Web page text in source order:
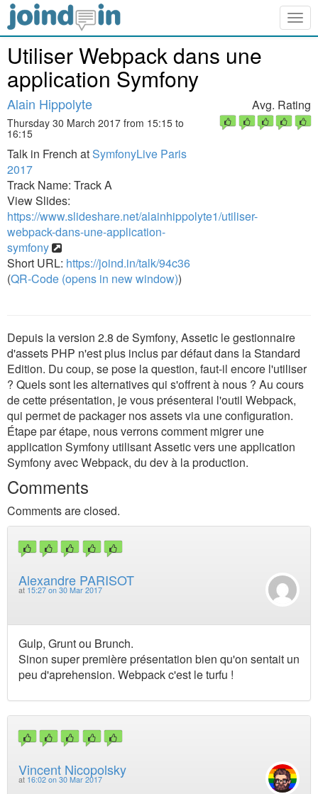
Utiliser Webpack dans une
application Symfony
Alain Hippolyte
Thursday 30 March 2017 from 15:15 to
16:15
Talk in French atSymfonyLive Paris
2017
Track Name: Track A
View Slides:
https://www.slideshare.net/alainhippolyte1/utiliser-
webpack-dans-une-application-
symfony
Short URL: https://joind.in/talk/94c36
(QR-Code (opens in new window))
Avg. Rating
Depuis la version 2.8 de Symfony, Assetic le gestionnaire
d'assets PHP n'est plus inclus par défaut dans la Standard
Edition. Du coup, se pose la question, faut-il encore l'utiliser
? Quels sont les alternatives qui s'offrent à nous ? Au cours
de cette présentation, je vous présenterai l'outil Webpack,
qui permet de packager nos assets via une configuration.
Étape par étape, nous verrons comment migrer une
application Symfony utilisant Assetic vers une application
Symfony avec Webpack, du dev à la production.
Comments
Comments are closed.
Alexandre PARISOT
at 15:27 on 30 Mar 2017
Gulp, Grunt ou Brunch.
Sinon super première présentation bien qu'on sentait un
peu d'aprehension. Webpack c'est le turfu !
Vincent Nicopolsky
at 16:02 on 30 Mar 2017